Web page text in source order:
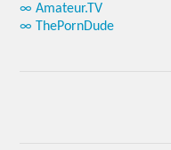
∞ Amateur.TV
∞ ThePornDude